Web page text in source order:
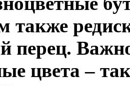
также
перец.
цвета –